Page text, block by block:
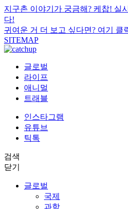
지구촌 이야기가 궁금해? 케찹! 실
다!
귀여운 거 더 보고 싶다면? 여기 클
SITEMAP
글로벌
라이프
애니멀
트래블
인스타그램
유튜브
틱톡
검색
닫기
글로벌
국제
과학